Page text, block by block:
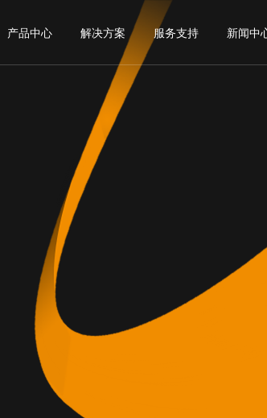
产品中心 解决方案 服务支持 新闻中